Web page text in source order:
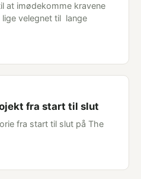
at imødekomme kravene
velegnet til lange
fra start til slut
fra start til slut på The